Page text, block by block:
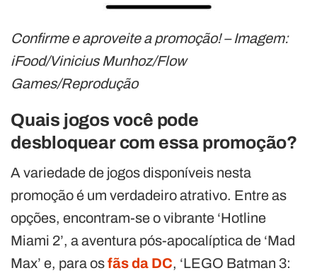
Confirme e aproveite a promoção! – Imagem:
iFood/Vinicius Munhoz/Flow
Games/Reprodução
Quais jogos você pode
desbloquear com essa promoção?
A variedade de jogos disponíveis nesta
promoção é um verdadeiro atrativo. Entre as
opções, encontram-se o vibrante ‘Hotline
Miami 2’, a aventura pós-apocalíptica de ‘Mad
Max’ e, para osfãs da DC, ‘LEGO Batman 3: